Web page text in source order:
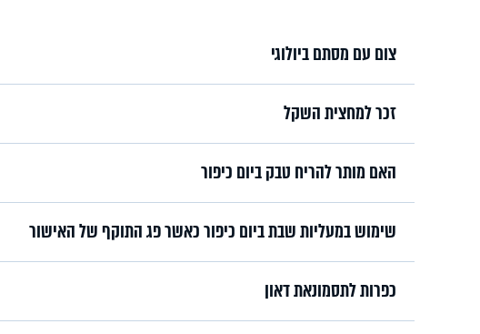
צום עם מסתם ביולוגי
זכר למחצית השקל
האם מותר להריח טבק ביום כיפור
שימוש במעליות שבת ביום כיפור כאשר פג התוקף של האישור
כפרות לתסמונאת דאון